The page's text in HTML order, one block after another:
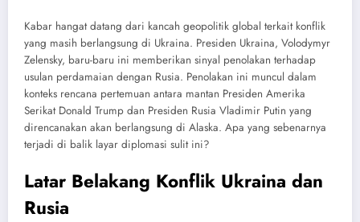
Kabar hangat datang dari kancah geopolitik global terkait konflik
yang masih berlangsung di Ukraina. Presiden Ukraina, Volodymyr
Zelensky, baru-baru ini memberikan sinyal penolakan terhadap
usulan perdamaian dengan Rusia. Penolakan ini muncul dalam
konteks rencana pertemuan antara mantan Presiden Amerika
Serikat Donald Trump dan Presiden Rusia Vladimir Putin yang
direncanakan akan berlangsung di Alaska. Apa yang sebenarnya
terjadi di balik layar diplomasi sulit ini?
Latar Belakang Konflik Ukraina dan
Rusia